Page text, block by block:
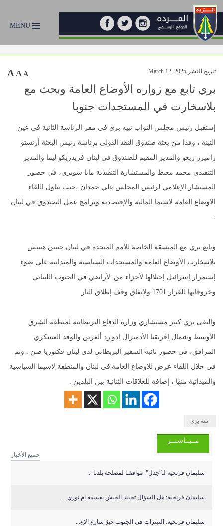
MENU
تاريخ النشر March 12, 2025 A A A
بري تابع مع زواره الأوضاع العامة وبحث مع
بلاسخارت في المستجدات جنوبا
إستقبل رئيس مجلس النواب نبيه بري في مقر الرئاسة الثانية في عين
التينة ، وفدا من بعثة صندوق النقد الدولي برئاسة رئيس البعثة أرنستو
راميرز ريغو والمدير المقيم للصندوق في لبنان فريدريكو ليما والمدير
التنفيذي محمد معيط والمستشارة التنفيذية مايا شويري، في حضور
المستشار الإعلامي لرئيس المجلس علي حمدان ،حيث تناول اللقاء
الاوضاع العامة لاسيما المالية والإقتصادية وبرامج عمل الصندوق في لبنان
.
وتابع بري مع المنسقة الخاصة للأمم المتحدة في لبنان جينين هينيس
بلاسخارت الأوضاع العامة والمستجدات السياسية والميدانية على ضوء
إستمرار إسرائيل إحتلالها لأجزاء من الأراضي في الجنوب اللبناني
وخروقاتها للقرار 1701 ولإتفاق وقف إطلاق النار.
والتقى بري كبير مستشاري وزارة الدفاع البريطانية لمنطقة الشرق
الأوسط وشمال إفريقيا الأدميرال إدوارد ألغرين والوفد العسكري
المرافق، في حضور نائبة السفير البريطاني لدى لبنان فكتوريا ضن . وتم
في خلال اللقاء عرض للاوضاع العامة في لبنان والمنطقة لاسيما السياسية
والميدانية منها ، إضافة للعلاقات الثنائية بين البلدين .
​ ​نبيه بري
مــبــاشـــر
جميع الأخبار
سليمان فرنجيه لـ”جدل”: مواقفنا لمصلحة بلدنا ...
سليمان فرنجيه: هل السؤال تحييد الجيش يقسمه ام توري...
سليمان فرنجيه: النيترات في الجنوب خبرٌ سارع الاع...